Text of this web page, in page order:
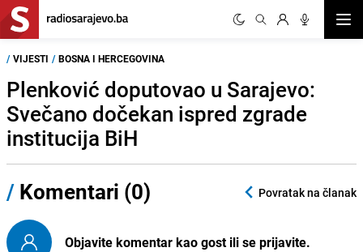
/ VIJESTI / BOSNA I HERCEGOVINA
Plenković doputovao u Sarajevo:
Svečano dočekan ispred zgrade
institucija BiH
/ Komentari (0) Povratak na članak
Objavite komentar kao gost ili se prijavite.